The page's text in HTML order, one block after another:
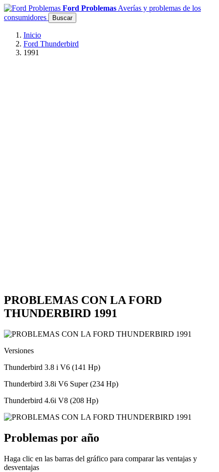
Ford Problemas Averías y problemas de los
consumidores
Buscar
Inicio
Ford Thunderbird
1991
PROBLEMAS CON LA FORD
THUNDERBIRD 1991
Versiones
Thunderbird 3.8 i V6 (141 Hp)
Thunderbird 3.8i V6 Super (234 Hp)
Thunderbird 4.6i V8 (208 Hp)
Problemas por año
Haga clic en las barras del gráfico para comparar las ventajas y
desventajas